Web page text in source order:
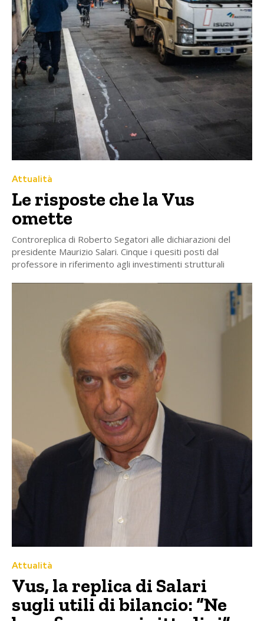
Attualità
Le risposte che la Vus
omette
Controreplica di Roberto Segatori alle dichiarazioni del
presidente Maurizio Salari. Cinque i quesiti posti dal
professore in riferimento agli investimenti strutturali
Attualità
Vus, la replica di Salari
sugli utili di bilancio: “Ne